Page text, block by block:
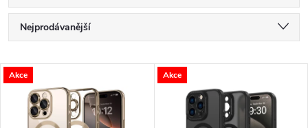
Ř
a
Nejprodávanější
Nejdražší
Abecedně
V
Akce Akce